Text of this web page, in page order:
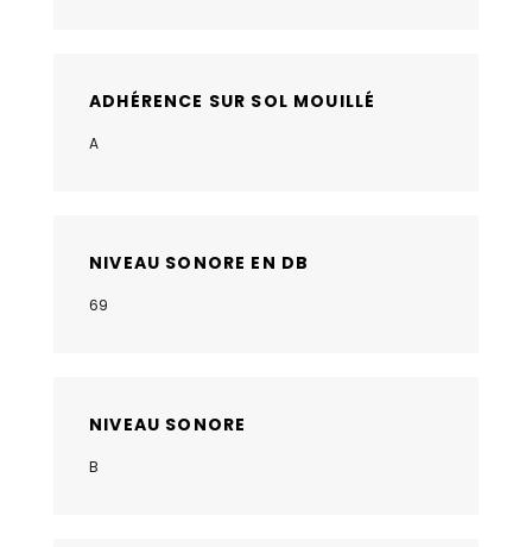
ADHÉRENCE SUR SOL MOUILLÉ
A
NIVEAU SONORE EN DB
69
NIVEAU SONORE
B